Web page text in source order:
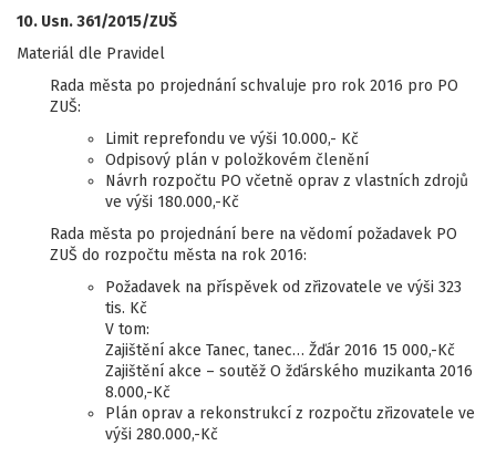
10. Usn. 361/2015/ZUŠ
Materiál dle Pravidel
Rada města po projednání schvaluje pro rok 2016 pro PO
ZUŠ:
Limit reprefondu ve výši 10.000,- Kč
Odpisový plán v položkovém členění
Návrh rozpočtu PO včetně oprav z vlastních zdrojů
ve výši 180.000,-Kč
Rada města po projednání bere na vědomí požadavek PO
ZUŠ do rozpočtu města na rok 2016:
Požadavek na příspěvek od zřizovatele ve výši 323
tis. Kč
V tom:
Zajištění akce Tanec, tanec… Žďár 2016 15 000,-Kč
Zajištění akce – soutěž O žďárského muzikanta 2016
8.000,-Kč
Plán oprav a rekonstrukcí z rozpočtu zřizovatele ve
výši 280.000,-Kč